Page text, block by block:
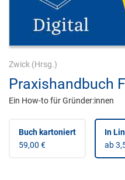
Zwick (Hrsg.)
Praxishandbuch
Ein How-to für Gründer:innen
Buch kartoniert
59,00 €
In
ab